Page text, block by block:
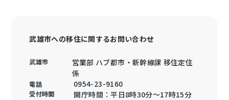
武雄市への移住に関するお問い合わせ
武雄市
営業部 ハブ都市・新幹線課 移住定住
係
電話 0954-23-9160
受付時間 開庁時間：平日8時30分～17時15分